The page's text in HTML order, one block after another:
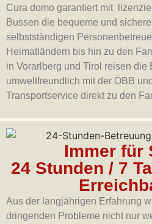
Cura domo garantiert mit
Bussen die bequeme und
selbstständigen
Heimatländern bis hin zu den
in Vorarlberg und Tirol reisen die
umweltfreundlich mit der ÖBB
Transportservice direkt zu den
Immer für
24 Stunden / 7
Aus der langjährigen Erfahrung
dringenden Probleme nicht nur